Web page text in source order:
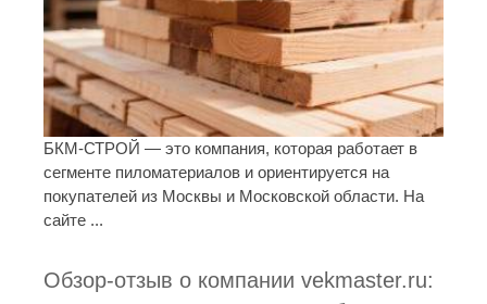
БКМ-СТРОЙ — это компания, которая работает в
сегменте пиломатериалов и ориентируется на
покупателей из Москвы и Московской области. На
сайте ...
Обзор-отзыв о компании vekmaster.ru: